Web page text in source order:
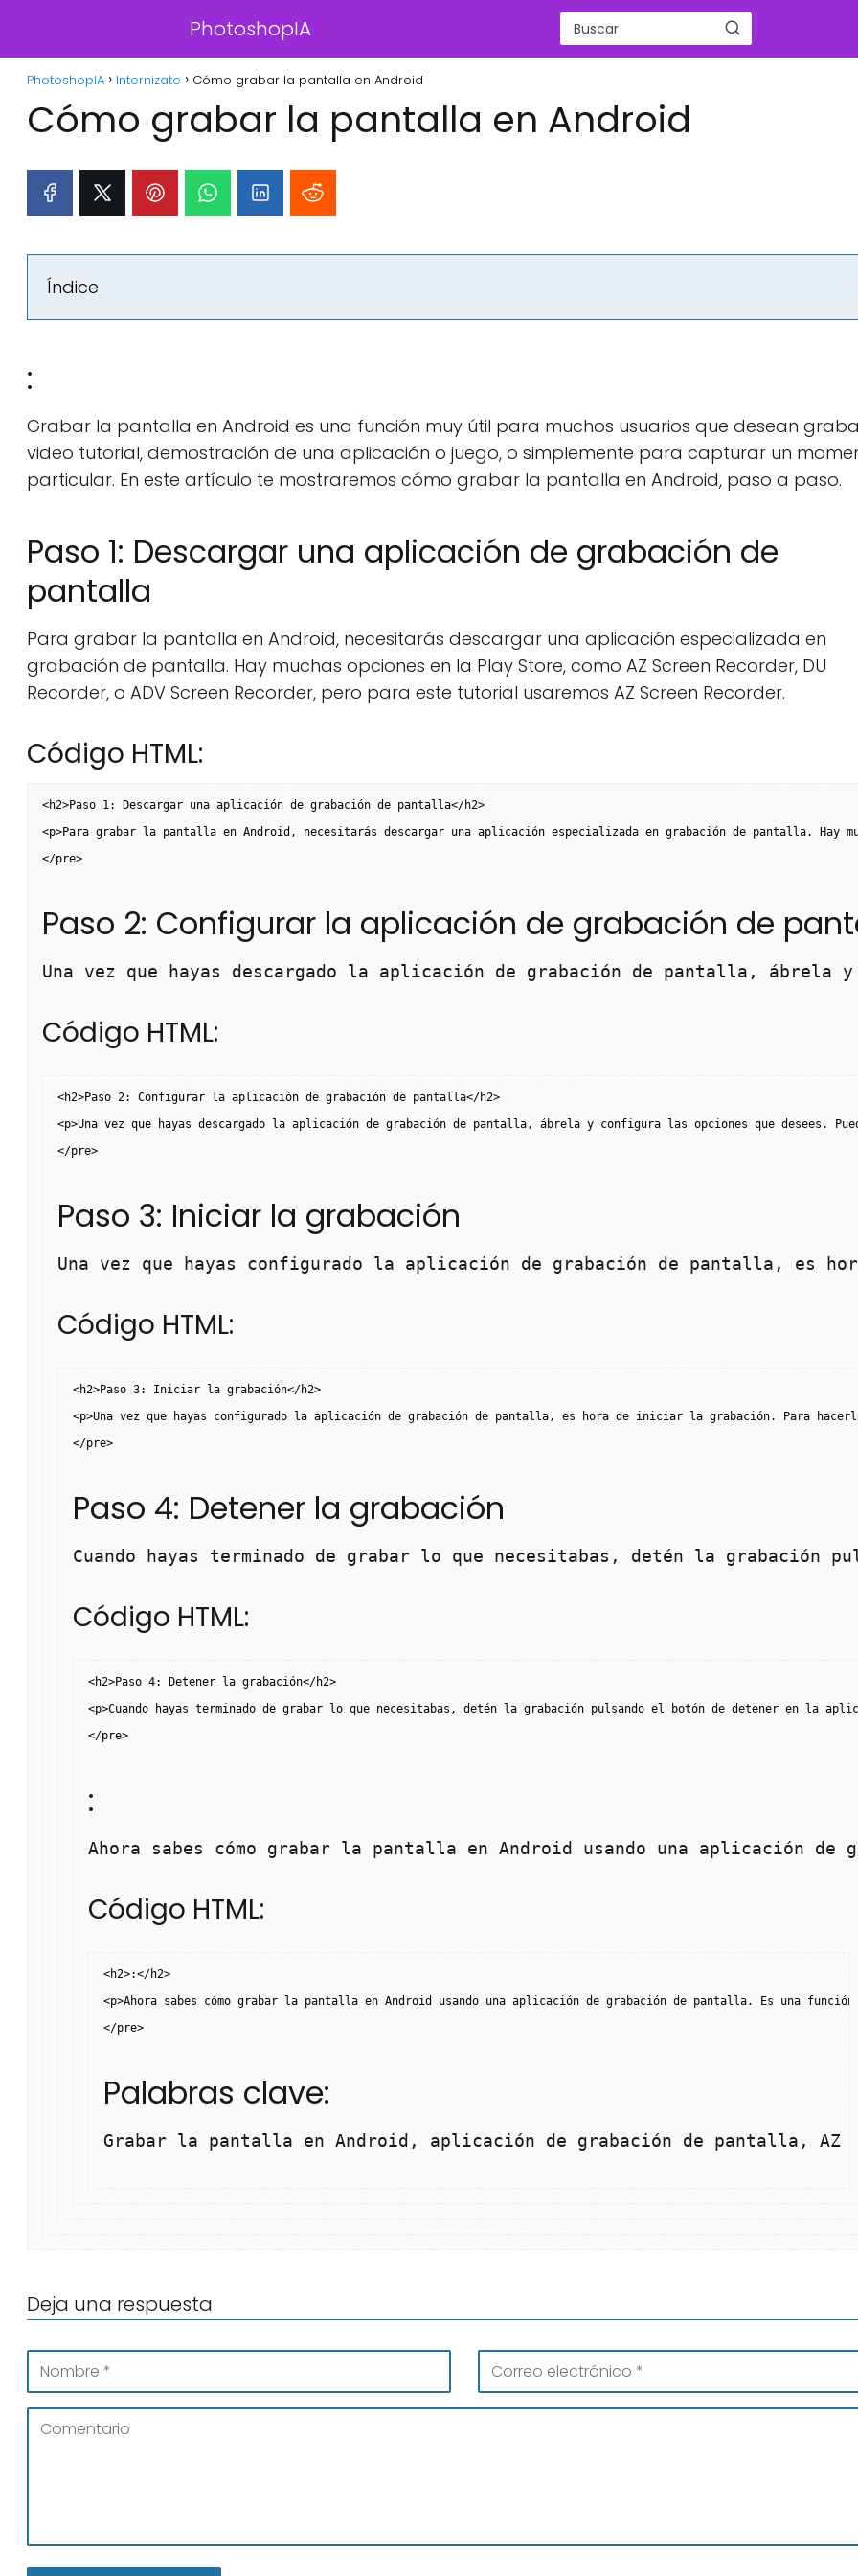
PhotoshopIA
PhotoshopIA Internizate Cómo grabar la pantalla en Android
Cómo grabar la pantalla en Android
Índice
:
Grabar la pantalla en Android es una función muy útil para muchos usuarios que desean
video tutorial, demostración de una aplicación o juego, o simplemente para capturar un
particular. En este artículo te mostraremos cómo grabar la pantalla en Android, paso a paso.
Paso 1: Descargar una aplicación de grabación de
pantalla
Para grabar la pantalla en Android, necesitarás descargar una aplicación especializada en
grabación de pantalla. Hay muchas opciones en la Play Store, como AZ Screen Recorder, DU
Recorder, o ADV Screen Recorder, pero para este tutorial usaremos AZ Screen Recorder.
Código HTML:
<h2>Paso 1: Descargar una aplicación de grabación de pantalla</h2>
<p>Para grabar la pantalla en Android, necesitarás descargar una aplicación especializada en grabación de pantalla. Hay
</pre>
Paso 2: Configurar la aplicación de grabación de
Una vez que hayas descargado la aplicación de grabación de pantalla,
Código HTML:
<h2>Paso 2: Configurar la aplicación de grabación de pantalla</h2>
<p>Una vez que hayas descargado la aplicación de grabación de pantalla, ábrela y configura las opciones que
</pre>
Paso 3: Iniciar la grabación
Una vez que hayas configurado la aplicación de grabación de pantalla, es
Código HTML:
<h2>Paso 3: Iniciar la grabación</h2>
<p>Una vez que hayas configurado la aplicación de grabación de pantalla, es hora de iniciar la grabación. Para
</pre>
Paso 4: Detener la grabación
Cuando hayas terminado de grabar lo que necesitabas, detén la
Código HTML:
<h2>Paso 4: Detener la grabación</h2>
<p>Cuando hayas terminado de grabar lo que necesitabas, detén la grabación pulsando el botón de detener en la
</pre>
:
Ahora sabes cómo grabar la pantalla en Android usando una aplicación
Código HTML:
<h2>:</h2>
<p>Ahora sabes cómo grabar la pantalla en Android usando una aplicación de grabación de pantalla. Es una
</pre>
Palabras clave:
Grabar la pantalla en Android, aplicación de grabación de pantalla, AZ
Deja una respuesta